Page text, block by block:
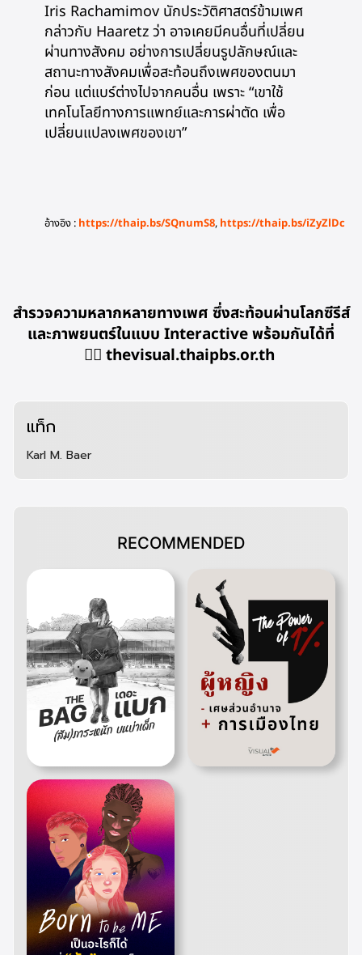
Iris Rachamimov นักประวัติศาสตร์ข้ามเพศ
กล่าวกับ Haaretz ว่า อาจเคยมีคนอื่นที่เปลี่ยน
ผ่านทางสังคม อย่างการเปลี่ยนรูปลักษณ์และ
สถานะทางสังคมเพื่อสะท้อนถึงเพศของตนมา
ก่อน แต่แบร์ต่างไปจากคนอื่น เพราะ “เขาใช้
เทคโนโลยีทางการแพทย์และการผ่าตัด เพื่อ
เปลี่ยนแปลงเพศของเขา”
อ้างอิง : https://thaip.bs/SQnumS8, https://thaip.bs/iZyZlDc
สำรวจความหลากหลายทางเพศ ซึ่งสะท้อนผ่านโลกซีรีส์
และภาพยนตร์ในแบบ Interactive พร้อมกันได้ที่
👉🏻 thevisual.thaipbs.or.th
แท็ก
Karl M. Baer
RECOMMENDED